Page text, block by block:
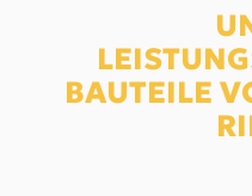
BAUTEILE